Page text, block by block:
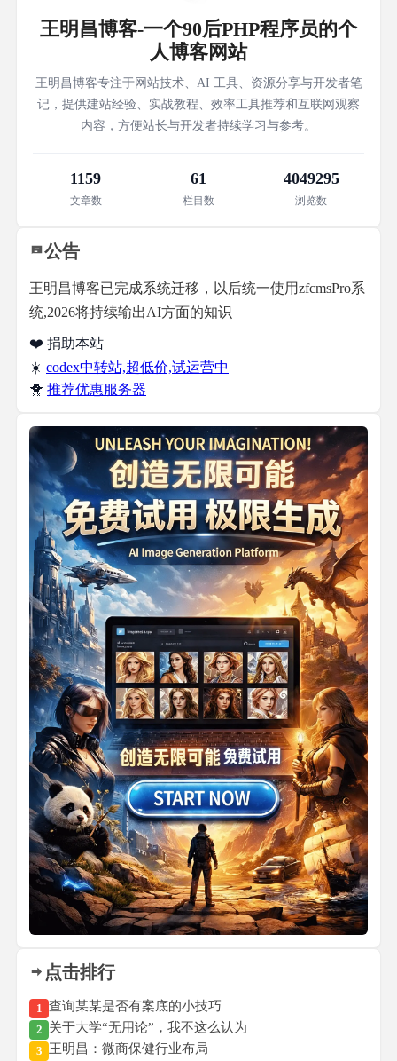
王明昌博客-一个90后PHP程序员的个
人博客网站
王明昌博客专注于网站技术、AI 工具、资源分享与开发者笔
记，提供建站经验、实战教程、效率工具推荐和互联网观察
内容，方便站长与开发者持续学习与参考。
1159
文章数
61
栏目数
4049295
浏览数
公告
王明昌博客已完成系统迁移，以后统一使用zfcmsPro系
统,2026将持续输出AI方面的知识
❤️ 捐助本站
☀️ codex中转站,超低价,试运营中
🐥 推荐优惠服务器
点击排行
1 查询某某是否有案底的小技巧
2 关于大学“无用论”，我不这么认为
3 王明昌：微商保健行业布局